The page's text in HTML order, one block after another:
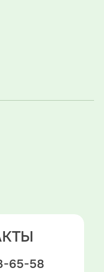
65-58